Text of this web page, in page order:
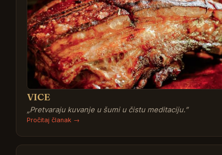
VICE
„Pretvaraju kuvanje u šumi u čistu meditaciju.”
Pročitaj članak →